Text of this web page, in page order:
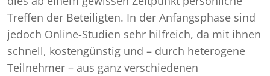
Treffen der Beteiligten. In der Anfangsphase sind
jedoch Online-Studien sehr hilfreich, da mit ihnen
schnell, kostengünstig und – durch heterogene
Teilnehmer – aus ganz verschiedenen